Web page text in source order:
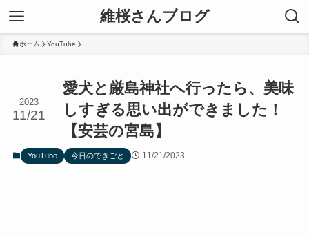
維桜さんブログ
ホーム YouTube
愛犬と厳島神社へ行ったら、美味
しすぎる思い出ができました！
【安芸の宮島】
2023
11/21
YouTube 今日のできごと 11/21/2023